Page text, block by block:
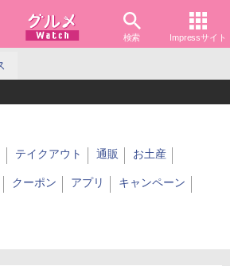
検索 Impressサイト
テイクアウト 通販 お土産
クーポン アプリ キャンペーン